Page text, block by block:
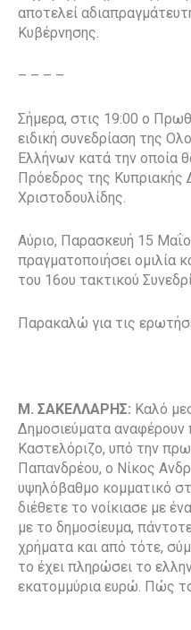
αποτελεί
Κυβέρνησης.
– – – –
Σήμερα, στις 19:00 ο
ειδική συνεδρίαση της
Ελλήνων κατά την οποία
Πρόεδρος της Κυπριακής
Χριστοδουλίδης.
Αύριο, Παρασκευή 15
πραγματοποιήσει ομιλία
του 16ου τακτικού
Παρακαλώ για τις
Μ. ΣΑΚΕΛΛΑΡΗΣ: Καλό
Δημοσιεύματα αναφέρουν
Καστελόριζο, υπό την
Παπανδρέου, ο Νίκος
υψηλόβαθμο κομματικό
διέθετε το νοίκιασε με
με το δημοσίευμα,
χρήματα και από τότε,
το έχει πληρώσει το
εκατομμύρια ευρώ. Πώς